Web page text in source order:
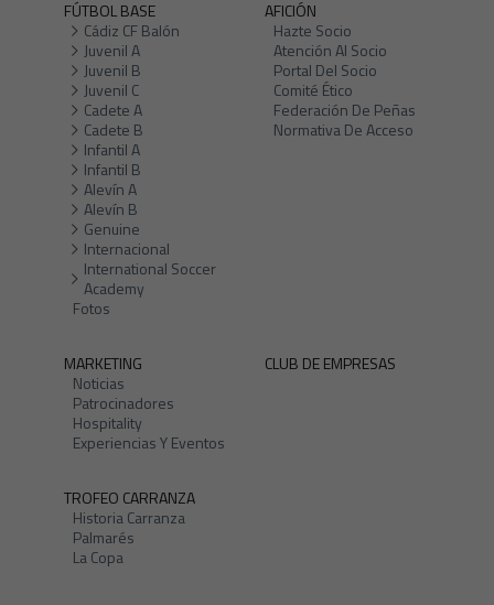
FÚTBOL BASE
Cádiz CF Balón
Juvenil A
Juvenil B
Juvenil C
Cadete A
Cadete B
Infantil A
Infantil B
Alevín A
Alevín B
Genuine
Internacional
International Soccer
Academy
Fotos
AFICIÓN
Hazte Socio
Atención Al Socio
Portal Del Socio
Comité Ético
Federación De Peñas
Normativa De Acceso
MARKETING
Noticias
Patrocinadores
Hospitality
Experiencias Y Eventos
CLUB DE EMPRESAS
TROFEO CARRANZA
Historia Carranza
Palmarés
La Copa